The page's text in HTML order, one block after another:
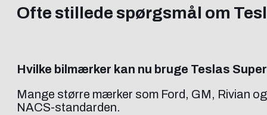
Ofte stillede spørgsmål om
Hvilke bilmærker kan nu bruge Teslas
Mange større mærker som Ford, GM, Rivian
NACS-standarden.